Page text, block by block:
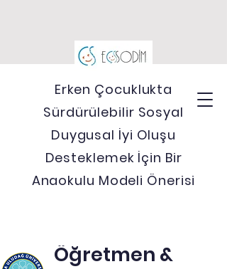
Erken Çocuklukta
Sürdürülebilir Sosyal
Duygusal İyi Oluşu
Desteklemek İçin Bir
Anaokulu Modeli Önerisi
Öğretmen &